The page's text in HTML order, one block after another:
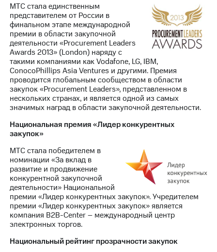
МТС стала единственным
представителем от России в
финальном этапе международной
премии в области закупочной
деятельности «Procurement Leaders
Awards 2013» (London) наряду с
такими компаниями как Vodafone, LG, IBM,
ConocoPhillips Asia Ventures и другими. Премия
проводится глобальным сообществом в области
закупок «Procurement Leaders», представленном в
нескольких странах, и является одной из самых
значимых наград в области закупочной деятельности.
Национальная премия «Лидер конкурентных
закупок»
МТС стала победителем в
номинации «За вклад в
развитие и продвижение
конкурентной закупочной
деятельности» Национальной
премии «Лидер конкурентных закупок». Учредителем
премии «Лидер конкурентных закупок» является
компания B2B-Center – международный центр
электронных торгов.
Национальный рейтинг прозрачности закупок